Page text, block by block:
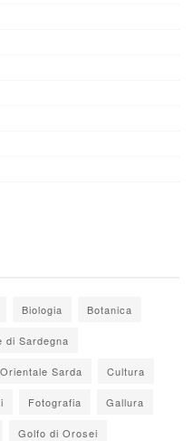
Biologia Botanica
di Sardegna
Sarda Cultura
Fotografia Gallura
Golfo di Orosei